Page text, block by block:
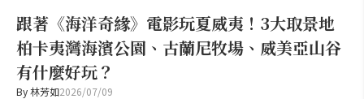
跟著《海洋奇緣》電影玩夏威夷！3大取景地
柏卡夷灣海濱公園、古蘭尼牧場、威美亞山谷
有什麼好玩？
By林芳如2026/07/09